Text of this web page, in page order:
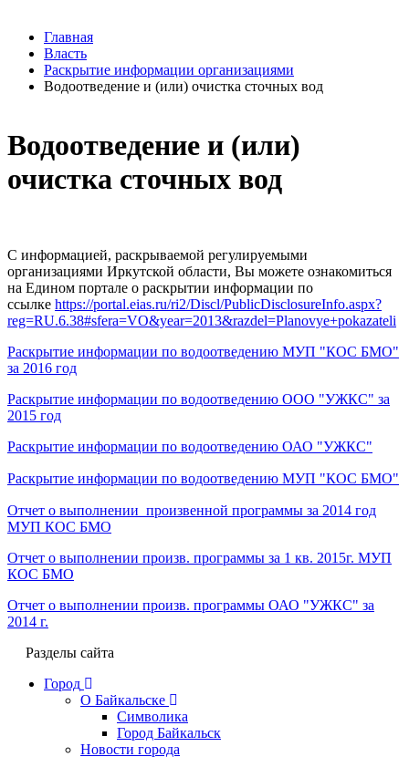
Водоотведение и (или)
очистка сточных вод
С информацией, раскрываемой регулируемыми
организациями Иркутской области, Вы можете ознакомиться
на Едином портале о раскрытии информации по
ссылке https://portal.eias.ru/ri2/Discl/PublicDisclosureInfo.aspx?
reg=RU.6.38#sfera=VO&year=2013&razdel=Planovye+pokazateli
Раскрытие информации по водоотведению МУП "КОС БМО"
за 2016 год
Раскрытие информации по водоотведению ООО "УЖКС" за
2015 год
Раскрытие информации по водоотведению ОАО "УЖКС"
Раскрытие информации по водоотведению МУП "КОС БМО"
Отчет о выполнении произвенной программы за 2014 год
МУП КОС БМО
Отчет о выполнении произв. программы за 1 кв. 2015г. МУП
КОС БМО
Отчет о выполнении произв. программы ОАО "УЖКС" за
2014 г.
Разделы сайта
Город
О Байкальске
Символика
Город Байкальск
Новости города
Главная
Власть
Раскрытие информации организациями
Водоотведение и (или) очистка сточных вод